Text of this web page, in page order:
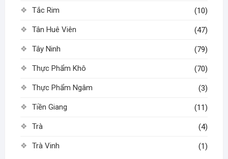
Tắc Rim (10)
Tân Huê Viên (47)
Tây Ninh (79)
Thực Phẩm Khô (70)
Thực Phẩm Ngâm (3)
Tiền Giang (11)
Trà (4)
Trà Vinh (1)